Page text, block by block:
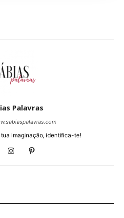
Palavras
tua imaginação, identifica-te!